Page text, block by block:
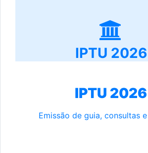
IPTU 2026
IPTU 2026
Emissão de guia, consultas